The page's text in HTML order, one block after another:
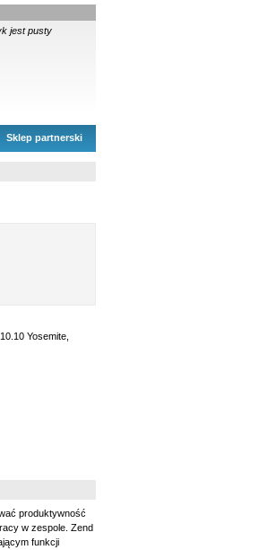
jest pusty
Sklep partnerski
Yosemite,
produktywność
w zespole. Zend
funkcji